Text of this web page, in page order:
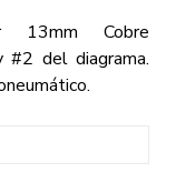
13mm Cobre
#2 del diagrama.